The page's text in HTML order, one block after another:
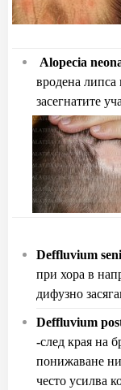
Alopecia
вродена липса
засегнатите
Deffluvium
при хора в
дифузно
Deffluvium
-след края на
понижаване
често усилва